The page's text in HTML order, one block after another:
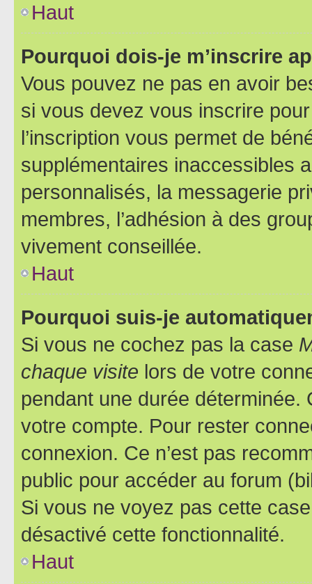
Haut
Pourquoi dois-je m’inscrire
Vous pouvez ne pas en avoir
si vous devez vous inscrire
l’inscription vous permet de
supplémentaires inaccessibles
personnalisés, la messagerie
membres, l’adhésion à des
vivement conseillée.
Haut
Pourquoi suis-je
Si vous ne cochez pas la case
chaque visite lors de votre
pendant une durée déterminée.
votre compte. Pour rester
connexion. Ce n’est pas
public pour accéder au forum
Si vous ne voyez pas cette
désactivé cette fonctionnalité.
Haut